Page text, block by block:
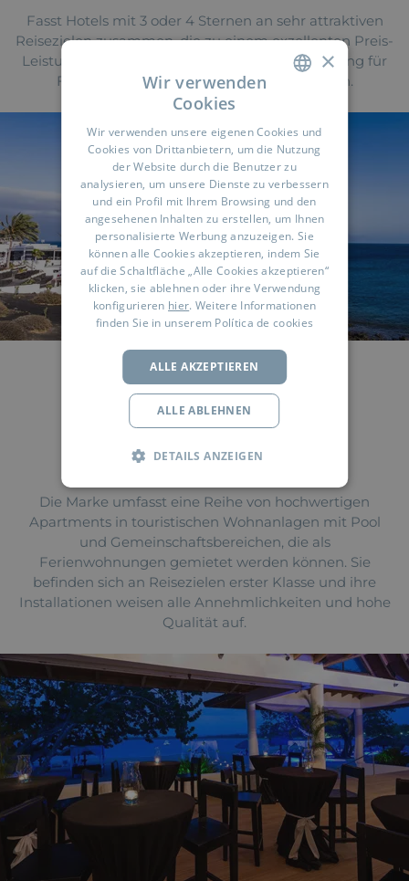
Fasst Hotels mit 3 oder 4 Sternen an sehr attraktiven
Reisezielen zusammen, die zu einem exzellenten Preis-
Leistungsverhältnis ein Gefühl tiefer Entspannung für
Familien, Paare oder Gruppen bereithalten.
Die Marke umfasst eine Reihe von hochwertigen
Apartments in touristischen Wohnanlagen mit Pool
und Gemeinschaftsbereichen, die als
Ferienwohnungen gemietet werden können. Sie
befinden sich an Reisezielen erster Klasse und ihre
Installationen weisen alle Annehmlichkeiten und hohe
Qualität auf.
FRENCH
GERMAN
RUSSIAN
ARABIC
×
Wir verwenden
Cookies
Wir verwenden unsere eigenen Cookies und
Cookies von Drittanbietern, um die Nutzung
der Website durch die Benutzer zu
analysieren, um unsere Dienste zu verbessern
und ein Profil mit Ihrem Browsing und den
angesehenen Inhalten zu erstellen, um Ihnen
personalisierte Werbung anzuzeigen. Sie
können alle Cookies akzeptieren, indem Sie
auf die Schaltfläche „Alle Cookies akzeptieren“
klicken, sie ablehnen oder ihre Verwendung
konfigurieren hier. Weitere Informationen
finden Sie in unserem Política de cookies
ALLE AKZEPTIEREN
ALLE ABLEHNEN
DETAILS ANZEIGEN